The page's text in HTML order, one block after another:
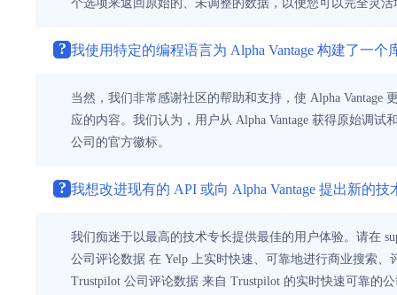
个选项来返回原始的、未调整的数据，以便您可以完全灵
? 我使用特定的编程语言为 Alpha Vantage 构建了一
当然，我们非常感谢社区的帮助和支持，使 Alpha
应的内容。我们认为，用户从 Alpha Vantage 获得原始调
公司的官方徽标。
? 我想改进现有的 API 或向 Alpha Vantage 提出新的
我们痴迷于以最高的技术专长提供最佳的用户体验。请在
公司评论数据 在 Yelp 上实时快速、可靠地进行商业搜索
Trustpilot 公司评论数据 来自 Trustpilot 的实时快速可靠的